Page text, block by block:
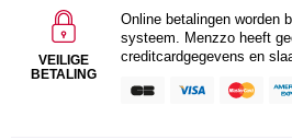
VEILIGE
BETALING
Online betalingen worden
systeem. Menzzo heeft
creditcardgegevens en